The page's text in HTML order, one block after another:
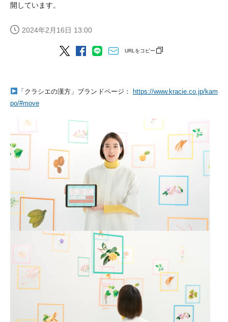
開しています。
2024年2月16日 13:00
URLをコピー
「クラシエの漢方」ブランドページ：
https://www.kracie.co.jp/kam
po/#move